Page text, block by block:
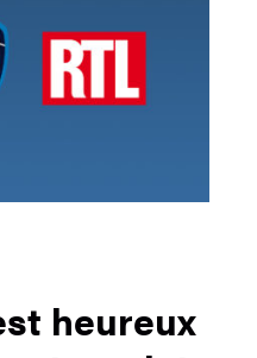
heureux